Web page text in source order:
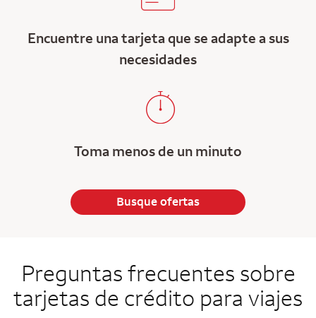
Encuentre una tarjeta que se adapte a sus
necesidades
Toma menos de un minuto
Busque ofertas
Preguntas frecuentes sobre
tarjetas de crédito para viajes